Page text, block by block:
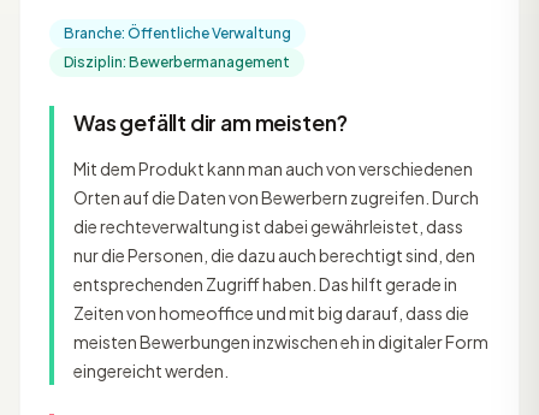
Branche: Öffentliche Verwaltung
Disziplin: Bewerbermanagement
Was gefällt dir am meisten?
Mit dem Produkt kann man auch von verschiedenen
Orten auf die Daten von Bewerbern zugreifen. Durch
die rechteverwaltung ist dabei gewährleistet, dass
nur die Personen, die dazu auch berechtigt sind, den
entsprechenden Zugriff haben. Das hilft gerade in
Zeiten von homeoffice und mit big darauf, dass die
meisten Bewerbungen inzwischen eh in digitaler Form
eingereicht werden.